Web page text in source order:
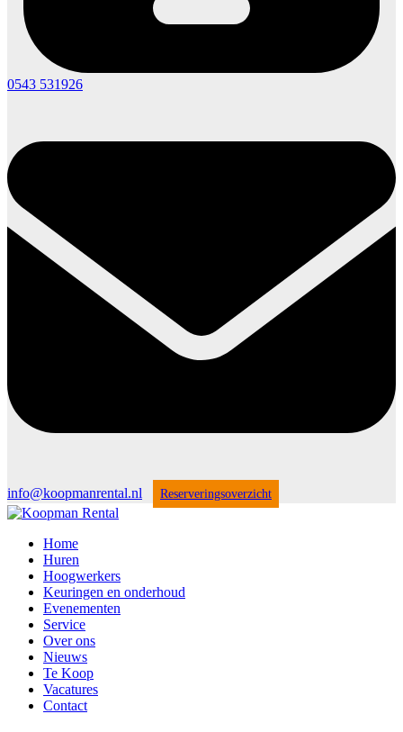
0543 531926
info@koopmanrental.nl Reserveringsoverzicht
Home
Huren
Hoogwerkers
Keuringen en onderhoud
Evenementen
Service
Over ons
Nieuws
Te Koop
Vacatures
Contact